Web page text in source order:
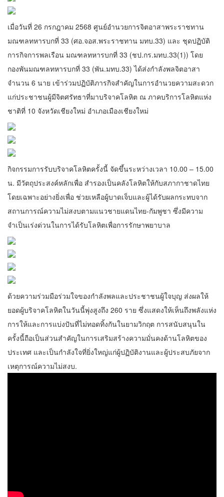
เมื่อวันที่ 26 กรกฎาคม 2568 ศูนย์อำนวยการจิตอาสาพระราชทาน
มณฑลทหารบกที่ 33 (ศอ.จอส.พระราชทาน มทบ.33) และ ชุดปฏิบัติ
การกิจการพลเรือน มณฑลทหารบกที่ 33 (ชป.กร.มทบ.33(1)) โดย
กองพันมณฑลทหารบกที่ 33 (พัน.มทบ.33) ได้ส่งกำลังพลจิตอาสา
จำนวน 6 นาย เข้าร่วมปฏิบัติภารกิจสำคัญในการอำนวยความสะดวก
แก่ประชาชนผู้มีจิตศรัทธาที่มาบริจาคโลหิต ณ ภาคบริการโลหิตแห่ง
ชาติที่ 10 จังหวัดเชียงใหม่ อำเภอเมืองเชียงใหม่
กิจกรรมการรับบริจาคโลหิตครั้งนี้ จัดขึ้นระหว่างเวลา 10.00 – 15.00
น. มีวัตถุประสงค์หลักเพื่อ สำรองเป็นคลังโลหิตให้กับสภากาชาดไทย
โดยเฉพาะอย่างยิ่งเพื่อ ช่วยเหลือผู้บาดเจ็บและผู้ได้รับผลกระทบจาก
สถานการณ์ความไม่สงบตามแนวชายแดนไทย-กัมพูชา ซึ่งมีความ
จำเป็นเร่งด่วนในการได้รับโลหิตเพื่อการรักษาพยาบาล
ด้วยความร่วมมือร่วมใจของกำลังพลและประชาชนผู้ใจบุญ ส่งผลให้
ยอดผู้บริจาคโลหิตในวันนี้พุ่งสูงถึง 260 ราย ซึ่งแสดงให้เห็นถึงพลังแห่ง
การให้และการแบ่งปันที่ไม่ทอดทิ้งกันในยามวิกฤต การสนับสนุนใน
ครั้งนี้ถือเป็นส่วนสำคัญในการเสริมสร้างความมั่นคงด้านโลหิตของ
ประเทศ และเป็นกำลังใจที่ยิ่งใหญ่แก่ผู้ปฏิบัติงานและผู้ประสบภัยจาก
เหตุการณ์ความไม่สงบ.